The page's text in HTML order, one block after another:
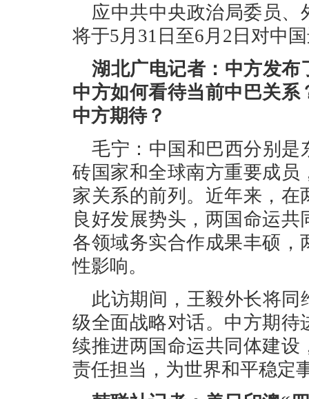
应中共中央政治局委员
将于5月31日至6月2日对中
湖北广电记者：中方发布
中方如何看待当前中巴关
中方期待？
毛宁：中国和巴西分别是
砖国家和全球南方重要成
家关系的前列。近年来，
良好发展势头，两国命运
各领域务实合作成果丰硕
性影响。
此访期间，王毅外长将
级全面战略对话。中方期
续推进两国命运共同体建
责任担当，为世界和平稳定